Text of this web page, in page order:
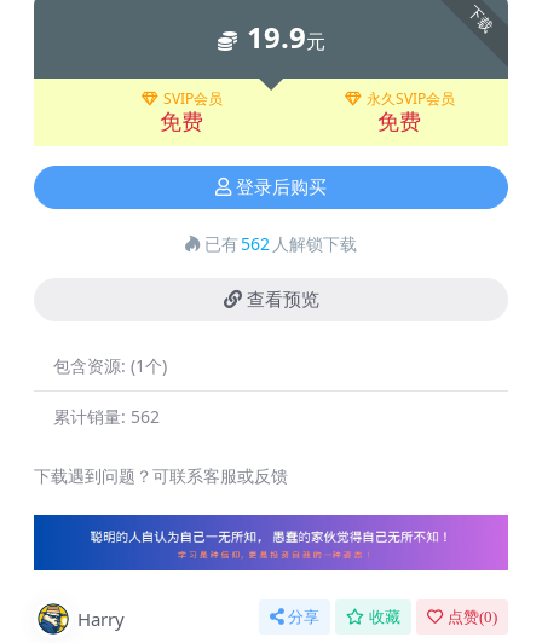
下载
19.9元
SVIP会员
免费
永久SVIP会员
免费
登录后购买
已有562 人解锁下载
查看预览
包含资源: (1个)
累计销量: 562
下载遇到问题？可联系客服或反馈
Harry 分享 收藏 点赞(0)